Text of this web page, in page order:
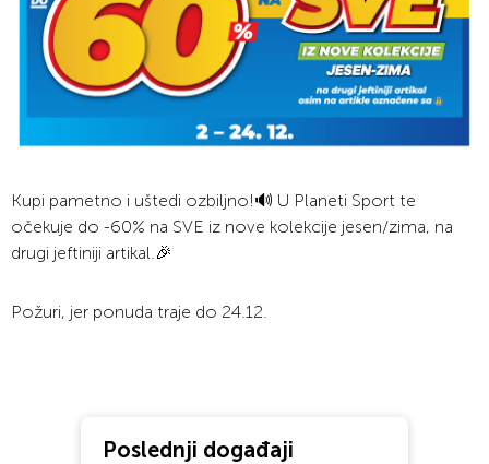
Kupi pametno i uštedi ozbiljno!🔊 U Planeti Sport te
očekuje do -60% na SVE iz nove kolekcije jesen/zima, na
drugi jeftiniji artikal.🎉
Požuri, jer ponuda traje do 24.12.
Poslednji događaji